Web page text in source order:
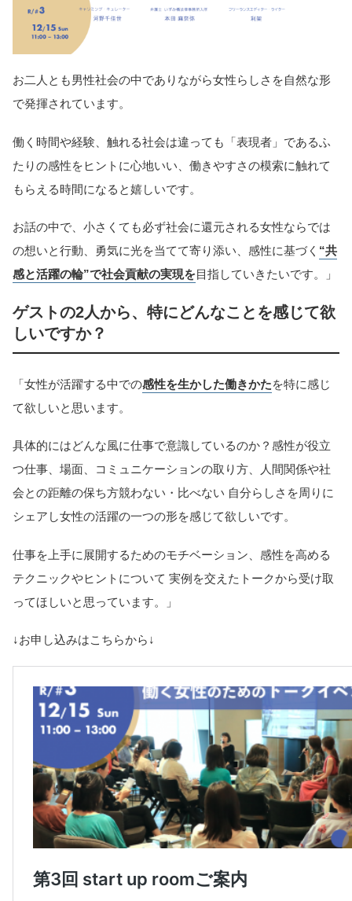
お二人とも男性社会の中でありながら女性らしさを自然な形
で発揮されています。
働く時間や経験、触れる社会は違っても「表現者」であるふ
たりの感性をヒントに心地いい、働きやすさの模索に触れて
もらえる時間になると嬉しいです。
お話の中で、小さくても必ず社会に還元される女性ならでは
の想いと行動、勇気に光を当てて寄り添い、感性に基づく “共
感と活躍の輪”で社会貢献の実現を目指していきたいです。」
ゲストの2人から、特にどんなことを感じて欲
しいですか？
「女性が活躍する中での感性を生かした働きかたを特に感じ
て欲しいと思います。
具体的にはどんな風に仕事で意識しているのか？感性が役立
つ仕事、場面、コミュニケーションの取り方、人間関係や社
会との距離の保ち方競わない・比べない 自分らしさを周りに
シェアし女性の活躍の一つの形を感じて欲しいです。
仕事を上手に展開するためのモチベーション、感性を高める
テクニックやヒントについて 実例を交えたトークから受け取
ってほしいと思っています。」
↓お申し込みはこちらから↓